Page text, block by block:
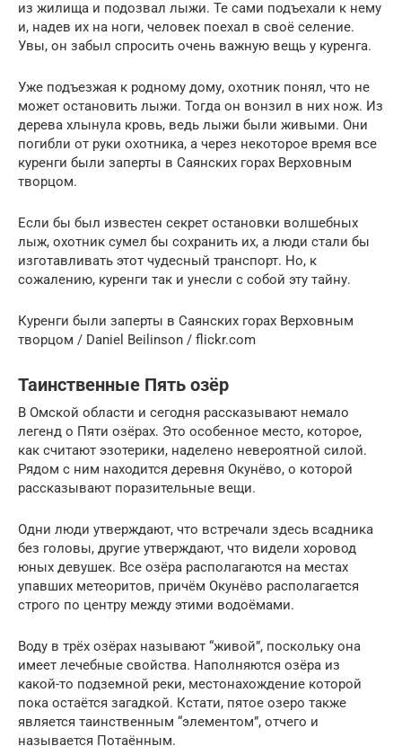
из жилища и подозвал лыжи. Те сами подъехали к нему
и, надев их на ноги, человек поехал в своё селение.
Увы, он забыл спросить очень важную вещь у куренга.
Уже подъезжая к родному дому, охотник понял, что не
может остановить лыжи. Тогда он вонзил в них нож. Из
дерева хлынула кровь, ведь лыжи были живыми. Они
погибли от руки охотника, а через некоторое время все
куренги были заперты в Саянских горах Верховным
творцом.
Если бы был известен секрет остановки волшебных
лыж, охотник сумел бы сохранить их, а люди стали бы
изготавливать этот чудесный транспорт. Но, к
сожалению, куренги так и унесли с собой эту тайну.
Куренги были заперты в Саянских горах Верховным
творцом / Daniel Beilinson / flickr.com
Таинственные Пять озёр
В Омской области и сегодня рассказывают немало
легенд о Пяти озёрах. Это особенное место, которое,
как считают эзотерики, наделено невероятной силой.
Рядом с ним находится деревня Окунёво, о которой
рассказывают поразительные вещи.
Одни люди утверждают, что встречали здесь всадника
без головы, другие утверждают, что видели хоровод
юных девушек. Все озёра располагаются на местах
упавших метеоритов, причём Окунёво располагается
строго по центру между этими водоёмами.
Воду в трёх озёрах называют “живой”, поскольку она
имеет лечебные свойства. Наполняются озёра из
какой-то подземной реки, местонахождение которой
пока остаётся загадкой. Кстати, пятое озеро также
является таинственным “элементом”, отчего и
называется Потаённым.